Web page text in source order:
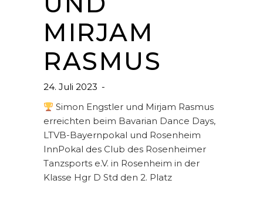
MIRJAM
RASMUS
24. Juli 2023
Simon Engstler und Mirjam Rasmus
erreichten beim Bavarian Dance Days,
LTVB-Bayernpokal und Rosenheim
InnPokal des Club des Rosenheimer
Tanzsports e.V. in Rosenheim in der
Klasse Hgr D Std den 2. Platz